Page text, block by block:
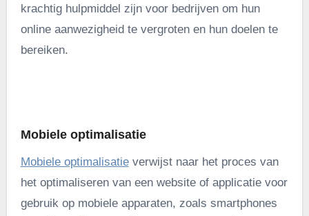
krachtig hulpmiddel zijn voor bedrijven om hun
online aanwezigheid te vergroten en hun doelen te
bereiken.
Mobiele optimalisatie
Mobiele optimalisatieverwijst naar het proces van
het optimaliseren van een website of applicatie voor
gebruik op mobiele apparaten, zoals smartphones